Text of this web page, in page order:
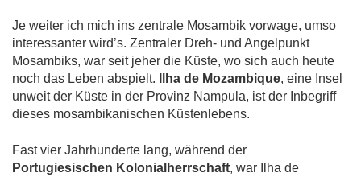
Je weiter ich mich ins zentrale Mosambik vorwage, umso
interessanter wird’s. Zentraler Dreh- und Angelpunkt
Mosambiks, war seit jeher die Küste, wo sich auch heute
noch das Leben abspielt.
Ilha de Mozambique, eine Insel
unweit der Küste in der Provinz Nampula, ist der Inbegriff
dieses mosambikanischen Küstenlebens.
Fast vier Jahrhunderte lang, während der
Portugiesischen Kolonialherrschaft, war Ilha de